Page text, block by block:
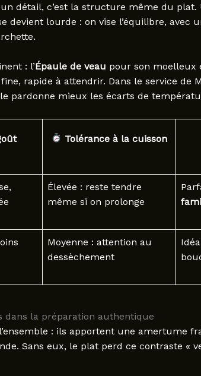
détail, c’est la structure même du plat.
devient lourde : on vise l’équilibre, avec
: l’Épaule de veau pour son moelleux
rapide à attendrir. Dans le service de
pardonne mieux les écarts de
Tolérance à la cuisson
Élevée : reste tendre
même si on prolonge
Moyenne : attention au
dessèchement
dans la préparation authentique
: ils apportent une amertume
Sans eux, le plat perd ce contraste «